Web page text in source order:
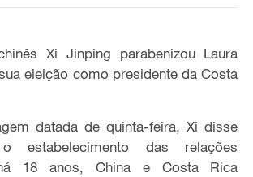
Xi Jinping parabenizou Laura
eleição como presidente da Costa
datada de quinta-feira, Xi disse
estabelecimento das relações
18 anos, China e Costa Rica